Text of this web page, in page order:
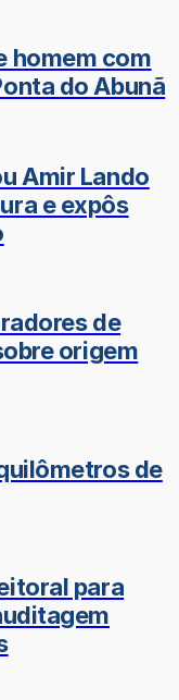
homem com
do Abunã
Amir Lando
e expôs
de
origem
de
para